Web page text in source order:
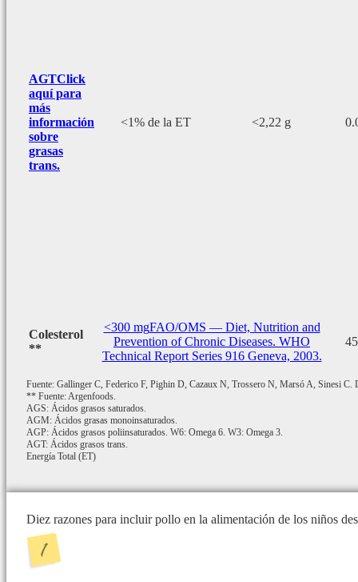
AGTClick
aquí para
más
información
sobre
grasas
trans.
<1% de la ET <2,22 g
Colesterol
**
<300 mgFAO/OMS — Diet, Nutrition and
Prevention of Chronic Diseases. WHO
Technical Report Series 916 Geneva, 2003.
Fuente: Gallinger C, Federico F, Pighin D, Cazaux N, Trossero N, Marsó A, Sinesi
** Fuente: Argenfoods.
AGS: Ácidos grasos saturados.
AGM: Ácidos grasas monoinsaturados.
AGP: Ácidos grasos poliinsaturados. W6: Omega 6. W3: Omega 3.
AGT: Ácidos grasos trans.
Energía Total (ET)
Diez razones para incluir pollo en la alimentación de los niños